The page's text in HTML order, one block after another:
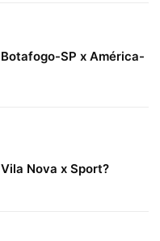
SP x América-
Nova x Sport?